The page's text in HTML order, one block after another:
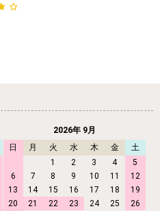
2026年 9月
日
月 火 水 木 金
土
1
2 3 4
5
6
7 8 9 10 11
12
13
14 15 16 17 18
19
20
21 22 23 24 25
26